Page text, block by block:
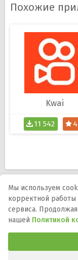
Похожие
Kwai
11 542
DMCA
Программы и
APK-файлы,
Мы используем
корректной работы
сервиса.
нашей Политикой